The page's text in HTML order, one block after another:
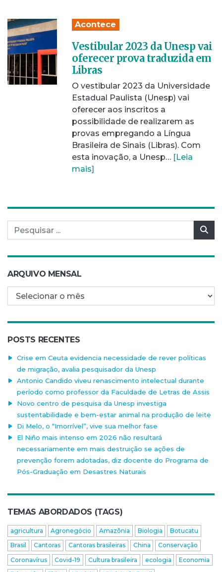
Acontece
Vestibular 2023 da Unesp vai
oferecer prova traduzida em
Libras
O vestibular 2023 da Universidade
Estadual Paulista (Unesp) vai
oferecer aos inscritos a
possibilidade de realizarem as
provas empregando a Língua
Brasileira de Sinais (Libras). Com
esta inovação, a Unesp… [Leia
mais]
Pesquisar por:
ARQUIVO MENSAL
Arquivo mensal
POSTS RECENTES
Crise em Ceuta evidencia necessidade de rever políticas
de migração, avalia pesquisador da Unesp
Antonio Candido viveu renascimento intelectual durante
período como professor da Faculdade de Letras de Assis
Novo centro de pesquisa da Unesp investiga
sustentabilidade e bem-estar animal na produção de leite
Di Melo, o “Imorrível”, vive sua melhor fase
El Niño mais intenso em 2026 não resultará
necessariamente em mais destruição se ações de
prevenção forem adotadas, diz docente do Programa de
Pós-Graduação em Desastres Naturais
TEMAS ABORDADOS (TAGS)
agricultura Agronegócio Amazônia Biologia
Botucatu
Brasil
Cantoras Cantoras brasileiras China
Conservação
Coronavírus
Covid-19 Cultura brasileira ecologia
Economia